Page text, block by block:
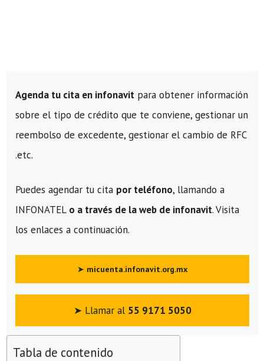
Agenda tu cita en infonavit para obtener información
sobre el tipo de crédito que te conviene, gestionar un
reembolso de excedente, gestionar el cambio de RFC
.etc.
Puedes agendar tu cita por teléfono, llamando a
INFONATEL o a través de la web de infonavit. Visita
los enlaces a continuación.
➤ micuenta.infonavit.org.mx
➤ Llamar al 55 9171 5050
Tabla de contenido